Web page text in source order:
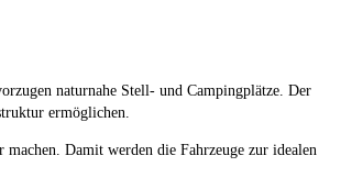
naturnahe Stell- und Campingplätze. Der
ermöglichen.
Damit werden die Fahrzeuge zur idealen